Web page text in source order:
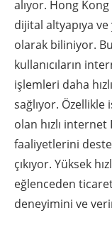
alıyor. Hong
dijital altyapıya
olarak biliniyor.
kullanıcıların
işlemleri daha
sağlıyor.
olan hızlı
faaliyetlerini
çıkıyor. Yüksek
eğlenceden
deneyimini ve